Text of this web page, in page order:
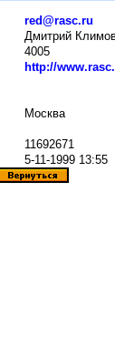
red@rasc.ru
Дмитрий
4005
http://
Москва
11692671
5-11-1999 13:55